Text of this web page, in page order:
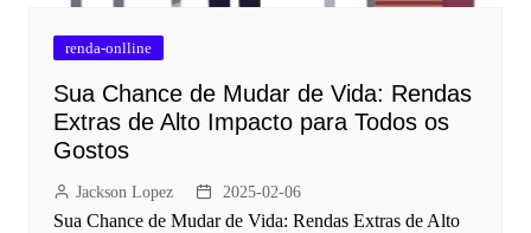
renda-onlline
Sua Chance de Mudar de Vida: Rendas
Extras de Alto Impacto para Todos os
Gostos
Jackson Lopez 2025-02-06
Sua Chance de Mudar de Vida: Rendas Extras de Alto